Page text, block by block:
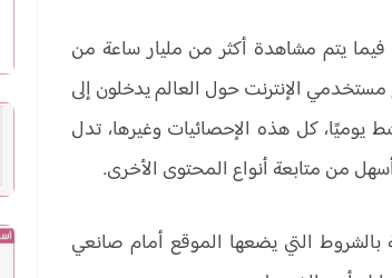
حول العالم، فيما يتم مشاهدة أكثر من مليار ساعة من
يومياً، كما أن حوالي 42.9٪ من جميع مستخدمي الإنترنت حول العالم يدخلون إلى
لديه 122 مليون مستخدم نشط يوميًا، كل هذه الإحصائيات وغيرها، تدل
من متابعة أنواع المحتوى الأخرى.
بالشروط التي يضعها الموقع أمام صانعي